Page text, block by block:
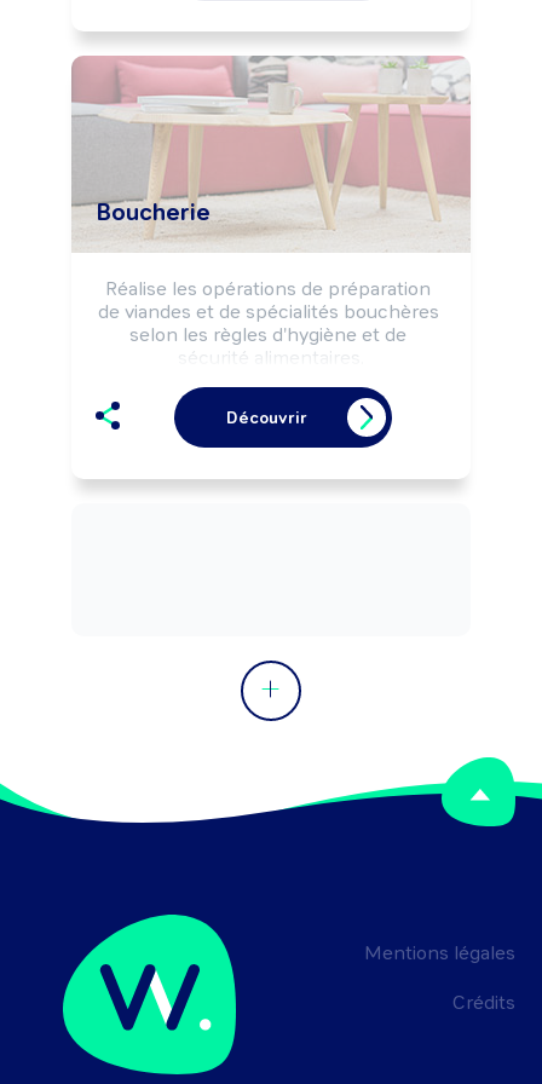
Boucherie
Réalise les opérations de préparation
de viandes et de spécialités bouchères
selon les règles d'hygiène et de
sécurité alimentaires.
Peut gérer un commerce de détail
alimentaire (boucherie, boucherie-
Découvrir
Mentions légales
Crédits